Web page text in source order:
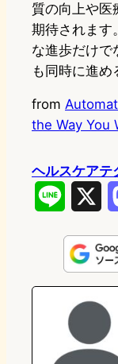
質の向上や医
期待されます
な進歩だけで
も同時に進め
from
the Way You
ヘルスケアテ
n
e